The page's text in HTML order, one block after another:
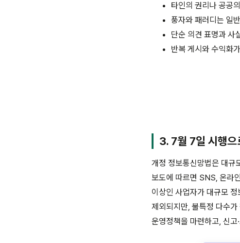
타인의 권리나 공공
풍자와 패러디는 일
단순 의견 표명과 사
반복 게시와 수익화
3. 7월 7일 시행으
개정 정보통신망법은 대규
보도에 따르면 SNS, 온라
이상인 사업자가 대규모
제외되지만, 불특정 다수
운영정책을 마련하고, 신